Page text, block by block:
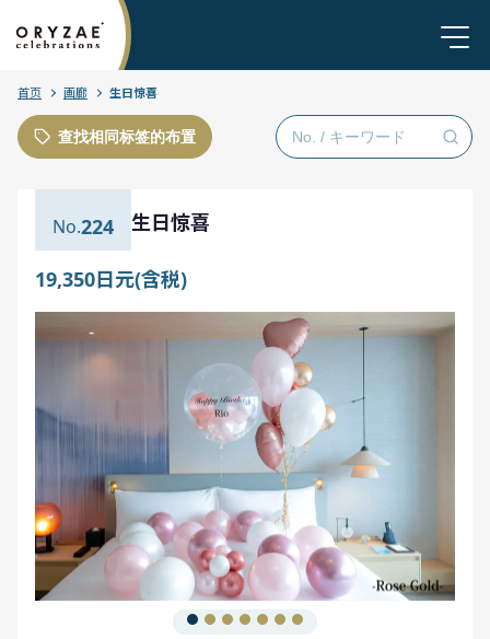
首页 画廊 生日惊喜
查找相同标签的布置
224 生日惊喜
19,350日元(含税)